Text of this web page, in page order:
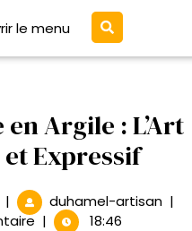
le menu Ouvrir
le
menu
Argile : L’Art
Expressif
06| duhamel-artisan |
| 18:46